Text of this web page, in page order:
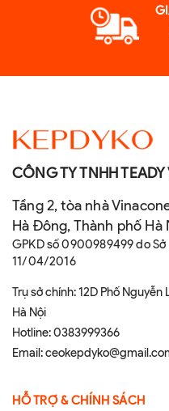
CÔNG TY TNHH
Tầng 2, tòa nhà
Hà Đông, Thành phố Hà
GPKD số 0900989499 do Sở
11/04/2016
Trụ sở chính: 12D Phố
Hà Nội
Hotline:0383999366
Email:
HỖ TRỢ & CHÍNH SÁCH